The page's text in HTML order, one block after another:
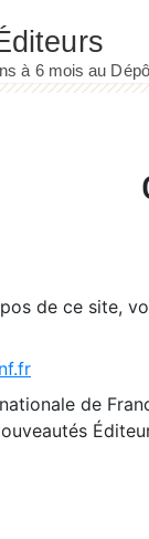
de ce site,
de